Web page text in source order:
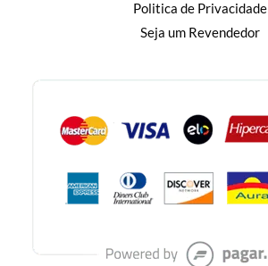
Politica de Privacidade
Seja um Revendedor